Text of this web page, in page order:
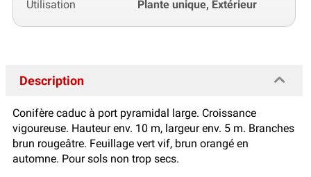
Utilisation Plante unique, Extérieur
Description
Conifère caduc à port pyramidal large. Croissance
vigoureuse. Hauteur env. 10 m, largeur env. 5 m. Branches
brun rougeâtre. Feuillage vert vif, brun orangé en
automne. Pour sols non trop secs.